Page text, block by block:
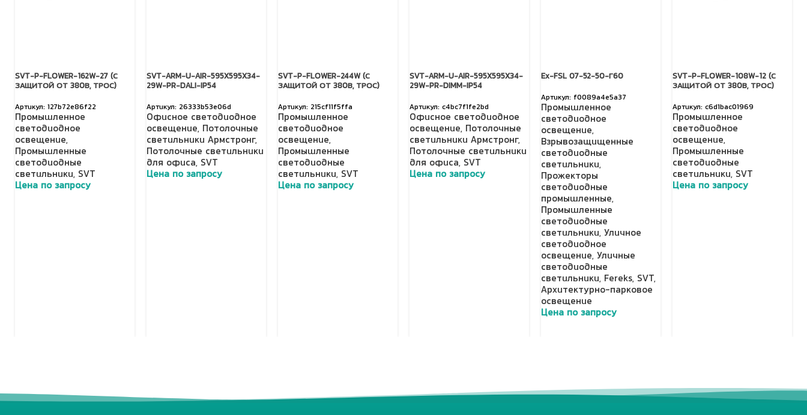
SVT-P-FLOWER-162W-27 (С
ЗАЩИТОЙ ОТ 380В, ТРОС)
127b72e86f22
Промышленное
светодиодное
освещение,
Промышленные
светодиодные
светильники, SVT
Цена по запросу
SVT-ARM-U-AIR-595X595X34-
29W-PR-DALI-IP54
26333b53e06d
Офисное светодиодное
освещение, Потолочные
светильники Армстронг,
Потолочные светильники
для офиса, SVT
Цена по запросу
SVT-P-FLOWER-244W (С
ЗАЩИТОЙ ОТ 380В, ТРОС)
215cf11f5ffa
Промышленное
светодиодное
освещение,
Промышленные
светодиодные
светильники, SVT
Цена по запросу
SVT-ARM-U-AIR-595X595X34-
29W-PR-DIMM-IP54
c4bc7f1fe2bd
Офисное светодиодное
освещение, Потолочные
светильники Армстронг,
Потолочные светильники
для офиса, SVT
Цена по запросу
Ex-FSL 07-52-50-Г60
f0089a4e5a37
Промышленное
светодиодное
освещение,
Взрывозащищенные
светодиодные
светильники,
Прожекторы
светодиодные
промышленные,
Промышленные
светодиодные
светильники, Уличное
светодиодное
освещение, Уличные
светодиодные
светильники, Fereks, SVT ,
Архитектурно-парковое
освещение
Цена по запросу
SVT-P-FLOWER-108W-12 (С
ЗАЩИТОЙ ОТ 380В, ТРОС)
c6d1bac01969
Промышленное
светодиодное
освещение,
Промышленные
светодиодные
светильники, SVT
Цена по запросу